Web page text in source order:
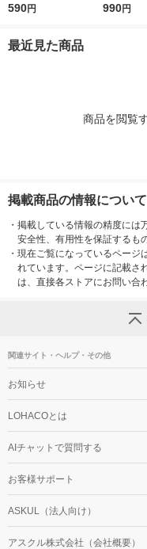
５〜２５ｃｍ用 生成×
590円
３．５〜
990円
最近見た商品
商品を閲覧
掲載商品の情報について
・ 掲載している情報の精度には
安全性、有用性を保証するも
・ 現在ご覧になっているページ
れています。ページに記載さ
は、直接各ストアにお問い合
関連サイト・ヘルプ・その他
お知らせ
LOHACOとは
AIチャットで質問する
お客様サポート
ASKUL（法人向け）
アスクル株式会社（会社概要）